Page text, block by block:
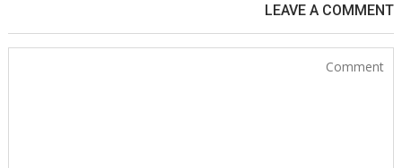
LEAVE A COMMENT